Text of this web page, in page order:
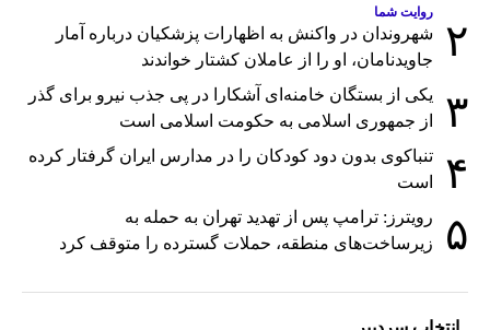
۲
روایت شما
شهروندان در واکنش به اظهارات پزشکیان درباره آمار
جاویدنامان، او را از عاملان کشتار خواندند
۳
یکی از بستگان خامنه‌ای آشکارا در پی جذب نیرو برای گذر
از جمهوری اسلامی به حکومت اسلامی است
۴
تنباکوی بدون دود کودکان را در مدارس ایران گرفتار کرده
است
۵
رویترز: ترامپ پس از تهدید تهران به حمله به
زیرساخت‌های منطقه، حملات گسترده را متوقف کرد